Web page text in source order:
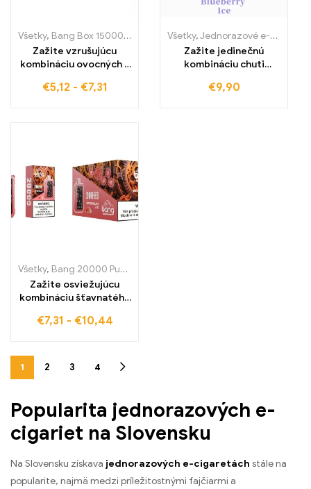
Všetky, Bang Box 15000 Pufov Jednorázové e-cigarety Švédsko
Zažite vzrušujúcu
kombináciu ovocných a
Kiss Bang 15000 Puffs,
€5,12 - €7,31
Všetky,Jednorazové e-cigaretky
Zažite jedinečnú
kombináciu chuti
s Blueberry Ice
€9,90
Všetky, Bang 20000 Pufov
Zažite osviežujúcu
kombináciu šťavnatého
chladivej sviežosti s
€7,31 - €10,44
1 2 3 4
Popularita jednorazových e-
cigariet na Slovensku
Na Slovensku získava jednorazových e-cigaretách stále na
popularite, najmä medzi príležitostnými fajčiarmi a